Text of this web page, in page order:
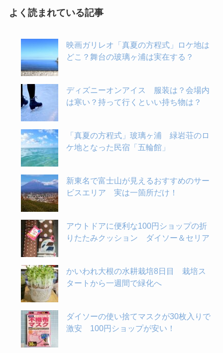
よく読まれている記事
映画ガリレオ「真夏の方程式」ロケ地は
どこ？舞台の玻璃ヶ浦は実在する？
ディズニーオンアイス 服装は？会場内
は寒い？持って行くといい持ち物は？
「真夏の方程式」玻璃ヶ浦 緑岩荘のロ
ケ地となった民宿「五輪館」
新東名で富士山が見えるおすすめのサー
ビスエリア 実は一箇所だけ！
アウトドアに便利な100円ショップの折
りたたみクッション ダイソー＆セリア
かいわれ大根の水耕栽培8日目 栽培ス
タートから一週間で緑化へ
ダイソーの使い捨てマスクが30枚入りで
激安 100円ショップが安い！